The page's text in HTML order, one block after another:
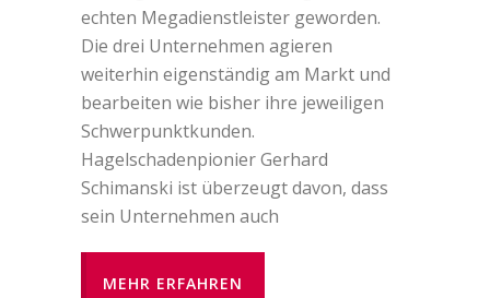
echten Megadienstleister geworden.
Die drei Unternehmen agieren
weiterhin eigenständig am Markt und
bearbeiten wie bisher ihre jeweiligen
Schwerpunktkunden.
Hagelschadenpionier Gerhard
Schimanski ist überzeugt davon, dass
sein Unternehmen auch
MEHR ERFAHREN